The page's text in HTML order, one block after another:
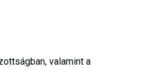
valamint a